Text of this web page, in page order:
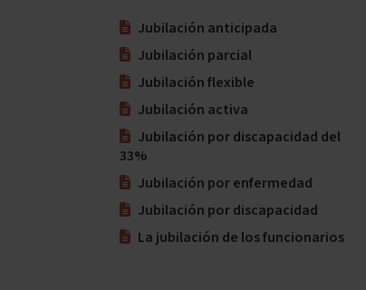
Jubilación anticipada
Jubilación parcial
Jubilación flexible
Jubilación activa
Jubilación por discapacidad del
33%
Jubilación por enfermedad
Jubilación por discapacidad
La jubilación de los funcionarios